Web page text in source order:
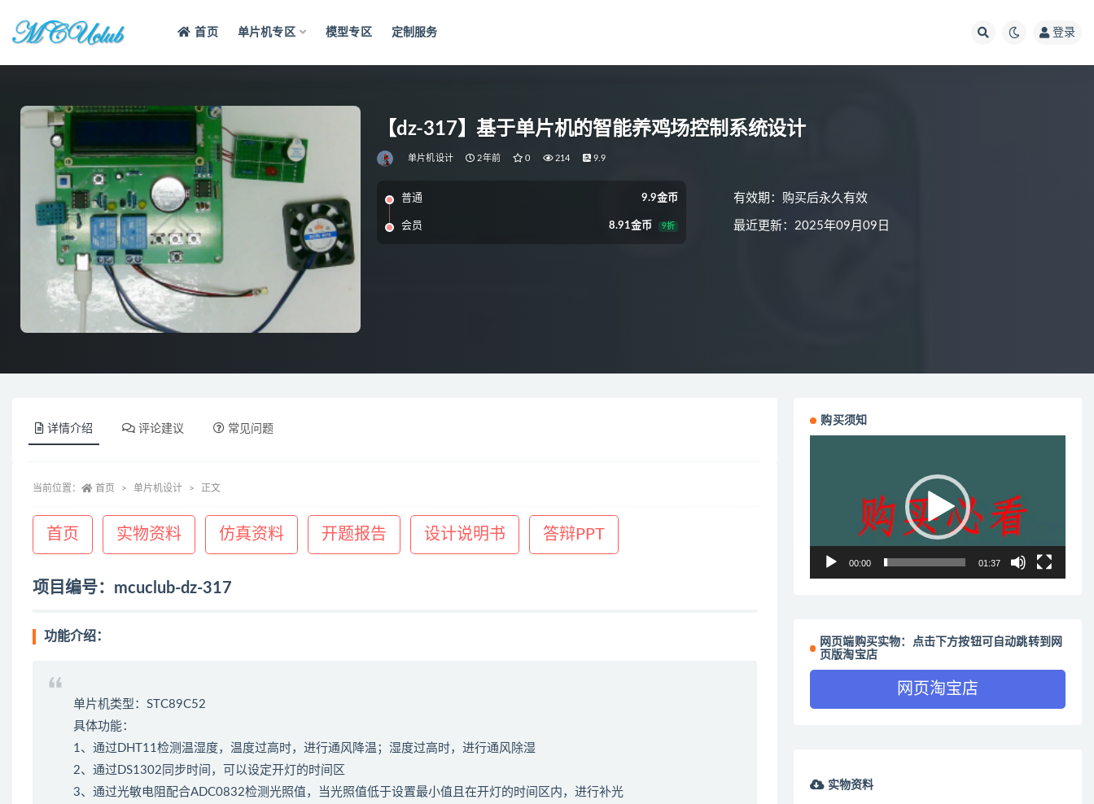
首页 单片机专区 模型专区 定制服务 登录
【dz-317】基于单片机的智能养鸡场控制系统设计
单片机设计 2年前 0 214 9.9
普通 9.9金币
会员 8.91金币 9折
有效期：购买后永久有效
最近更新：2025年09月09日
详情介绍 评论建议 常见问题
当前位置： 首页 单片机设计 正文
首页 实物资料 仿真资料 开题报告 设计说明书 答辩PPT
项目编号：mcuclub-dz-317
功能介绍：
单片机类型：STC89C52
具体功能：
1、通过DHT11检测温湿度，温度过高时，进行通风降温；湿度过高时，进行通风除湿
2、通过DS1302同步时间，可以设定开灯的时间区
3、通过光敏电阻配合ADC0832检测光照值，当光照值低于设置最小值且在开灯的时间区内，进行补光
购买须知
00:00 01:37
网页端购买实物：点击下方按钮可自动跳转到网
页版淘宝店
网页淘宝店
实物资料